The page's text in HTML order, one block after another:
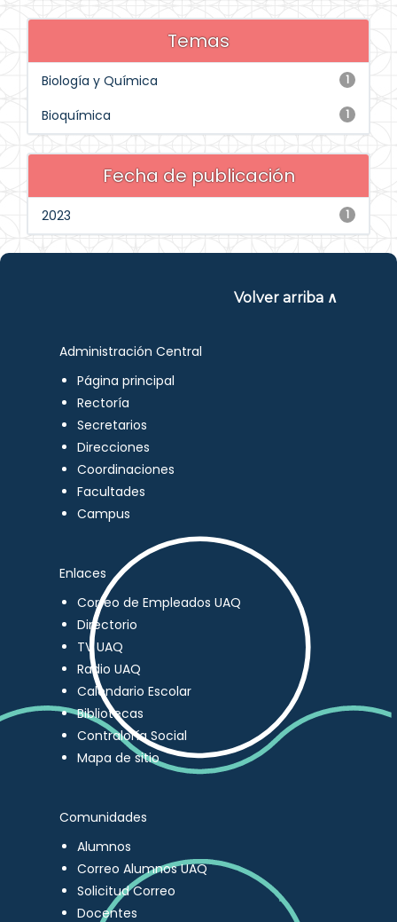
Temas
1
Biología y Química
1
Bioquímica
Fecha de publicación
1
2023
Volver arriba ∧
Administración Central
Página principal
Rectoría
Secretarios
Direcciones
Coordinaciones
Facultades
Campus
Enlaces
Correo de Empleados UAQ
Directorio
TV UAQ
Radio UAQ
Calendario Escolar
Bibliotecas
Contraloría Social
Mapa de sitio
Comunidades
Alumnos
Correo Alumnos UAQ
Solicitud Correo
Docentes